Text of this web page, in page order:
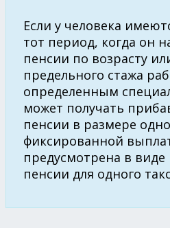
Если у человека
тот период, когда он
пенсии по возрасту
предельного стажа
определенным
может получать
пенсии в размере
фиксированной
предусмотрена в
пенсии для одного